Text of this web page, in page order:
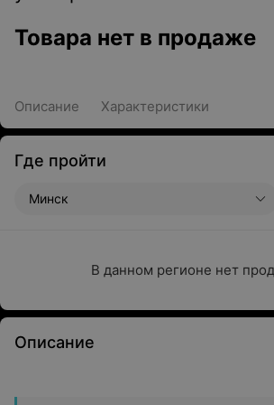
Товара нет в продаже
Описание Характеристики
Где пройти
Минск
В данном регионе нет
Описание